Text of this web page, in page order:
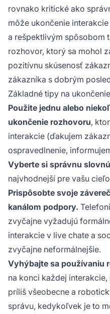
rovnako kritické ako
môže ukončenie
a rešpektlivým spôsobom
rozhovor, ktorý sa mohol
pozitívnu skúsenosť
zákazníka s dobrým
Základné tipy na
Použite jednu alebo
ukončenie rozhovoru,
interakcie (ďakujem
ospravedlnenie,
Vyberte si správnu
najvhodnejší pre vašu
Prispôsobte svoje
kanálom podpory.
zvyčajne vyžadujú
interakcie v live chate a
zvyčajne neformálnejšie.
Vyhýbajte sa používaniu
na konci každej
príliš všeobecne a
správu, kedykoľvek je to